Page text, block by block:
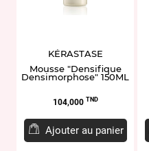
KÉRASTASE
Mousse "Densifique
Densimorphose" 150ML
Prix
104,000 TND
Ajouter au panier